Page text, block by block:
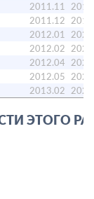
2011.11
2011.12
2012.01
2012.02
2012.04
2012.05
2013.02
ЭТОГО